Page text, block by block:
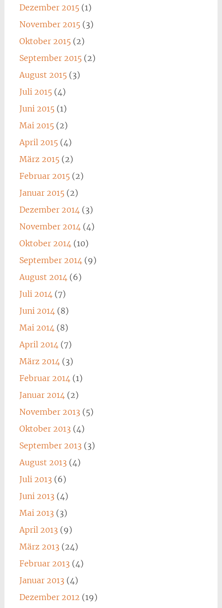
Dezember 2015(1)
November 2015(3)
Oktober 2015(2)
September 2015(2)
August 2015(3)
Juli 2015(4)
Juni 2015(1)
Mai 2015(2)
April 2015(4)
März 2015(2)
Februar 2015(2)
Januar 2015(2)
Dezember 2014 (3)
November 2014 (4)
Oktober 2014 (10)
September 2014 (9)
August 2014 (6)
Juli 2014 (7)
Juni 2014 (8)
Mai 2014 (8)
April 2014 (7)
März 2014 (3)
Februar 2014 (1)
Januar 2014 (2)
November 2013 (5)
Oktober 2013 (4)
September 2013 (3)
August 2013 (4)
Juli 2013 (6)
Juni 2013 (4)
Mai 2013 (3)
April 2013 (9)
März 2013 (24)
Februar 2013 (4)
Januar 2013 (4)
Dezember 2012 (19)